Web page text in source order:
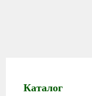
Каталог